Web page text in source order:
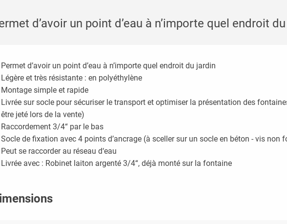
d’avoir un point d’eau à n’importe quel endroit
Permet d’avoir un point d’eau à n’importe quel endroit du jardin
Légère et très résistante : en polyéthylène
Montage simple et rapide
Livrée sur socle pour sécuriser le transport et optimiser la présentation des
être jeté lors de la vente)
Raccordement 3/4“ par le bas
Socle de fixation avec 4 points d’ancrage (à sceller sur un socle en béton - vis non
Peut se raccorder au réseau d‘eau
Livrée avec : Robinet laiton argenté 3/4“, déjà monté sur la fontaine